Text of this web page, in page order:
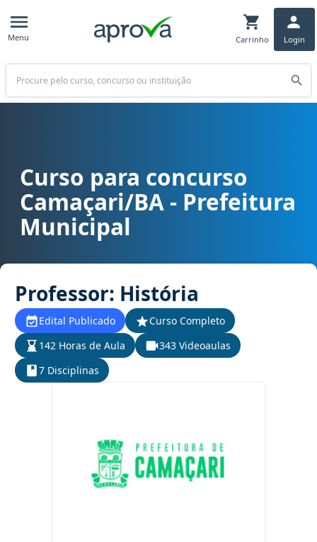
Menu Carrinho Login
Buscar
Curso para concurso Camaçari/BA - Prefeitura Municipal cargo
Curso para concurso
Camaçari/BA - Prefeitura
Municipal
Professor: História
Edital Publicado
Curso Completo
142 Horas de Aula
343 Videoaulas
7 Disciplinas